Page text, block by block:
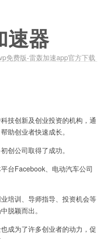
速器
免费版-雷轰加速app官方下载
创新及创业投资的机构，通
助创业者快速成长。
公司取得了成功。
Facebook、电动汽车公司
训、导师指导、投资机会等
脱颖而出。
为了许多创业者的动力，促